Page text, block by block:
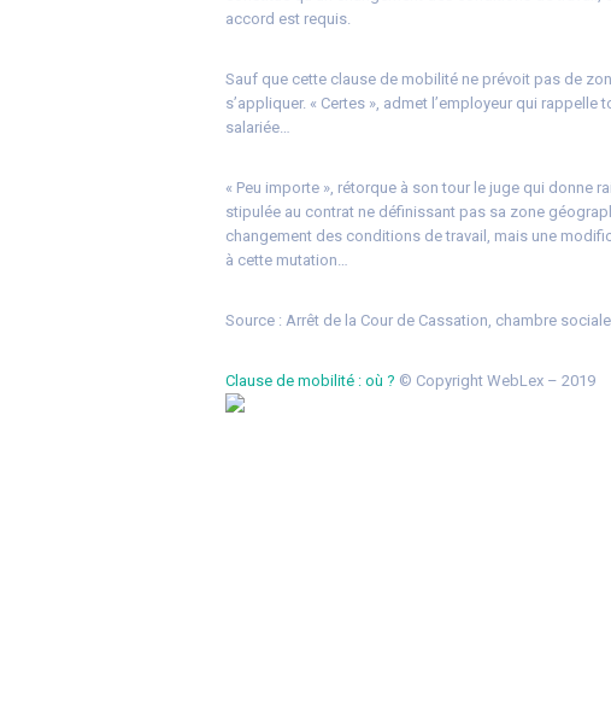
accord est requis.
Sauf que cette clause de mobilité ne prévoit pas de
s’appliquer. « Certes », admet l’employeur qui
salariée…
« Peu importe », rétorque à son tour le juge qui donne
stipulée au contrat ne définissant pas sa zone
changement des conditions de travail, mais une
à cette mutation…
Source : Arrêt de la Cour de Cassation, chambre
Clause de mobilité : où ? © Copyright WebLex – 2019